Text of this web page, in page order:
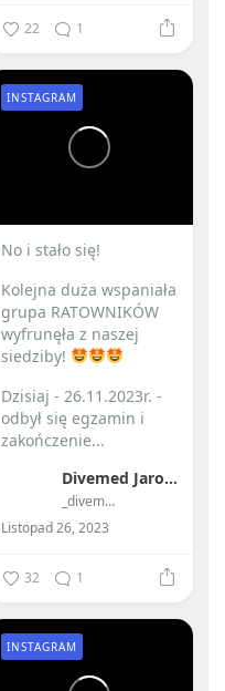
22 1
No i stało się! ️
Kolejna duża wspaniała
grupa RATOWNIKÓW
wyfrunęła z naszej
siedziby!
Dzisiaj - 26.11.2023r. -
odbył się egzamin i
zakończenie...
Divemed Jarosław Przybylski
_divemed_
Listopad 26, 2023
INSTAGRAM
32 1
INSTAGRAM